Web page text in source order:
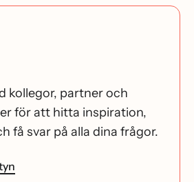
kollegor, partner och
för att hitta inspiration,
få svar på alla dina frågor.